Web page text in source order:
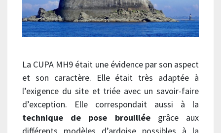
La CUPA MH9 était une évidence par son aspect
et son caractère. Elle était très adaptée à
l’exigence du site et triée avec un savoir-faire
d’exception. Elle correspondait aussi à la
technique de pose brouilléegrâce aux